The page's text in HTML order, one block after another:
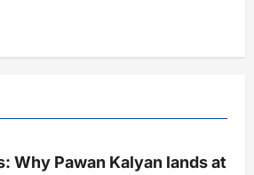
Why Pawan Kalyan lands at